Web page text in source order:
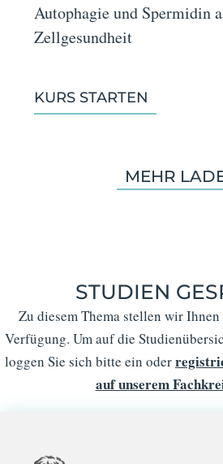
Autophagie und Spermidin
Zellgesundheit
KURS STARTEN
MEHR
STUDIEN
Zu diesem Thema stellen wir
Verfügung. Um auf die
loggen Sie sich bitte ein oder
auf unserem